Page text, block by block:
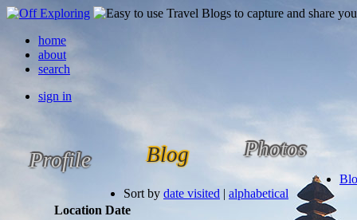
home
about
search
sign in
Profile Blog Photos
Sort by date visited | alphabetical
Location Date